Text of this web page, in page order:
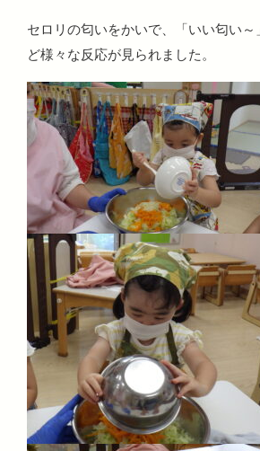
セロリの匂いをかいで、「いい匂い
ど様々な反応が見られました。